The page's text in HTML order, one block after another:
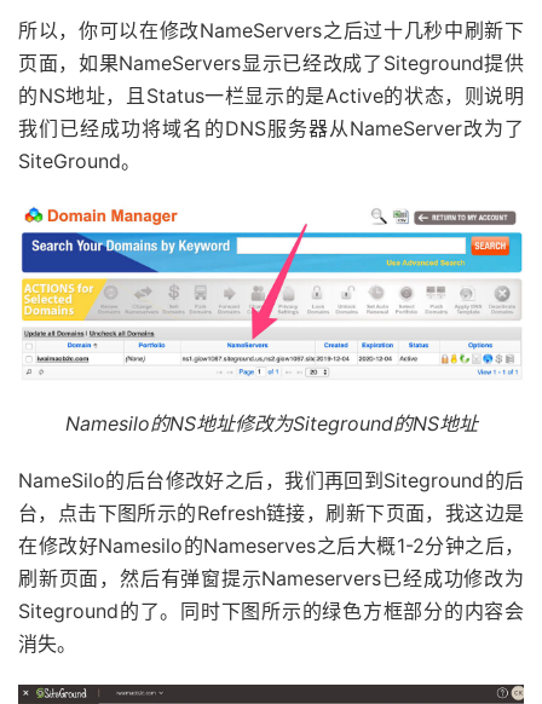
所以，你可以在修改NameServers之后过十几秒中刷新下
页面，如果NameServers显示已经改成了Siteground提供
的NS地址，且Status一栏显示的是Active的状态，则说明
我们已经成功将域名的DNS服务器从NameServer改为了
SiteGround。
Namesilo的NS地址修改为Siteground的NS地址
NameSilo的后台修改好之后，我们再回到Siteground的后
台，点击下图所示的Refresh链接，刷新下页面，我这边是
在修改好Namesilo的Nameserves之后大概1-2分钟之后，
刷新页面，然后有弹窗提示Nameservers已经成功修改为
Siteground的了。同时下图所示的绿色方框部分的内容会
消失。